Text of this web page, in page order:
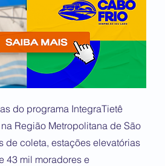
do programa IntegraTietê
Região Metropolitana de São
de coleta, estações elevatórias
43 mil moradores e